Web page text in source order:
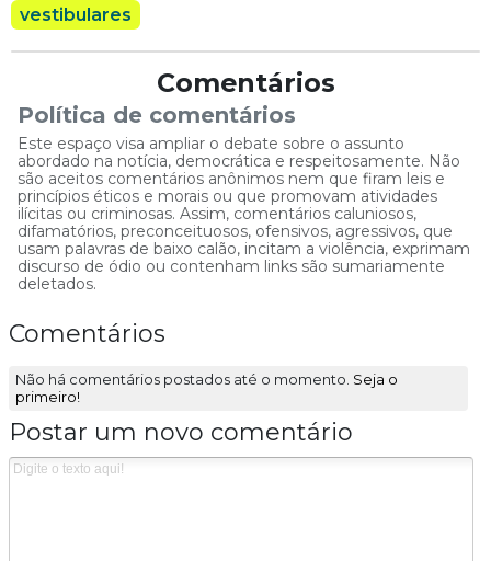
vestibulares
Comentários
Política de comentários
Este espaço visa ampliar o debate sobre o assunto
abordado na notícia, democrática e respeitosamente. Não
são aceitos comentários anônimos nem que firam leis e
princípios éticos e morais ou que promovam atividades
ilícitas ou criminosas. Assim, comentários caluniosos,
difamatórios, preconceituosos, ofensivos, agressivos, que
usam palavras de baixo calão, incitam a violência, exprimam
discurso de ódio ou contenham links são sumariamente
deletados.
Comentários
Não há comentários postados até o momento. Seja o
primeiro!
Postar um novo comentário